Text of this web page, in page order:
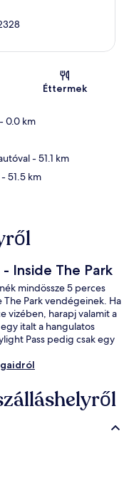
Éttermek
- 0.0 km
- 51.1 km
- 51.5 km
Inside The Park
mindössze 5 perces
Park vendégeinek. Ha
vizében, harapj valamit a
italt a hangulatos
Pass pedig csak egy